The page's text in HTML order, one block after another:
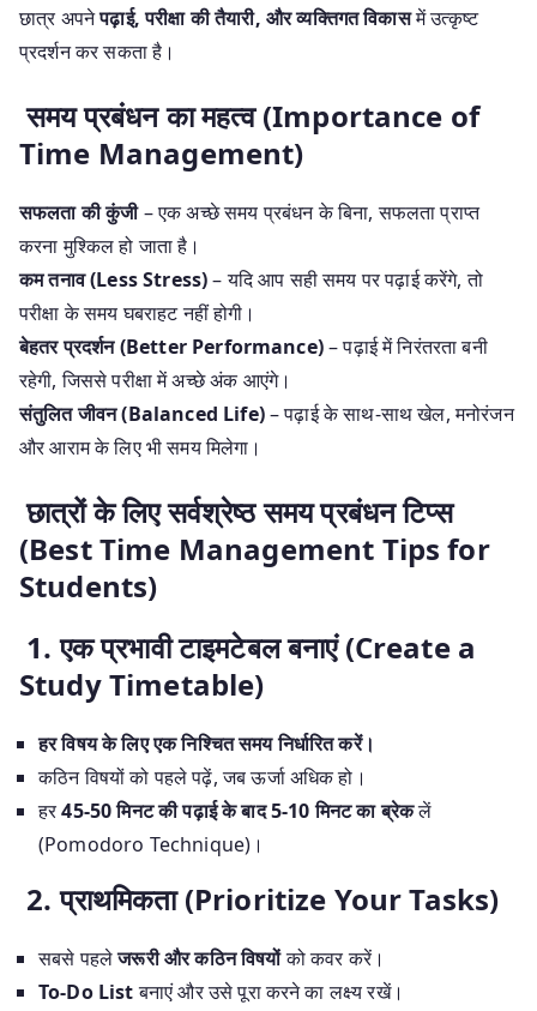
छात्र अपनेपढ़ाई, परीक्षा की तैयारी, और व्यक्तिगत विकासमें उत्कृष्ट
प्रदर्शन कर सकता है।
समय प्रबंधन का महत्व (Importance of
Time Management)
सफलता की कुंजी– एक अच्छे समय प्रबंधन के बिना, सफलता प्राप्त
करना मुश्किल हो जाता है।
कम तनाव (Less Stress)– यदि आप सही समय पर पढ़ाई करेंगे, तो
परीक्षा के समय घबराहट नहीं होगी।
बेहतर प्रदर्शन (Better Performance)– पढ़ाई में निरंतरता बनी
रहेगी, जिससे परीक्षा में अच्छे अंक आएंगे।
संतुलित जीवन (Balanced Life)– पढ़ाई के साथ-साथ खेल, मनोरंजन
और आराम के लिए भी समय मिलेगा।
छात्रों के लिए सर्वश्रेष्ठ समय प्रबंधन टिप्स
(Best Time Management Tips for
Students)
1. एक प्रभावी टाइमटेबल बनाएं (Create a
Study Timetable)
हर विषय के लिए एक निश्चित समय निर्धारित करें।
कठिन विषयों को पहले पढ़ें, जब ऊर्जा अधिक हो।
हर45-50 मिनट की पढ़ाई के बाद 5-10 मिनट का ब्रेकलें
(Pomodoro Technique)।
2. प्राथमिकता (Prioritize Your Tasks)
सबसे पहलेजरूरी और कठिन विषयोंको कवर करें।
To-Do Listबनाएं और उसे पूरा करने का लक्ष्य रखें।